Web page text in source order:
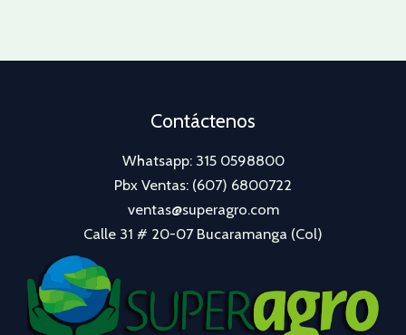
Contáctenos
Whatsapp: 315 0598800
Pbx Ventas: (607) 6800722
ventas@superagro.com
Calle 31 # 20-07 Bucaramanga (Col)